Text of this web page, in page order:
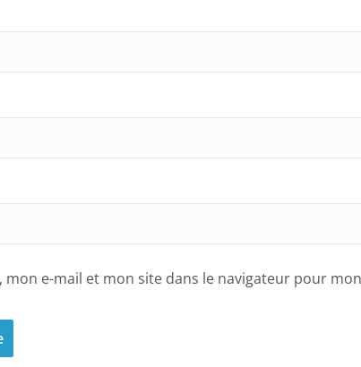
e-mail et mon site dans le navigateur pour